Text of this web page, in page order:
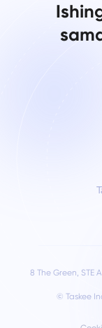
© Taskee
8 The Green, STE